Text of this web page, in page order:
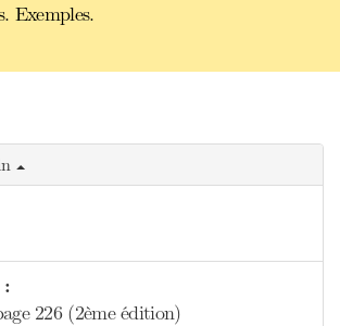
Exemples.
:
226 (2ème édition)